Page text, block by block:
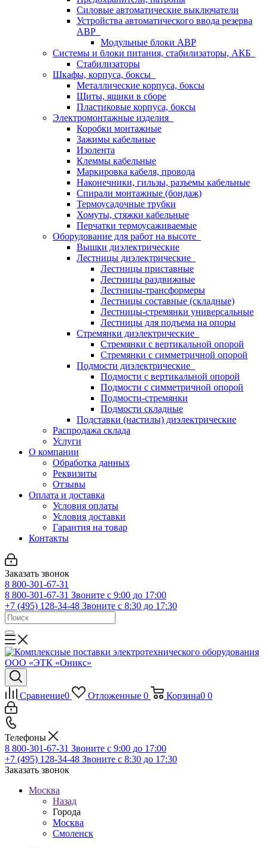
Силовые автоматические выключатели
Устройства автоматического ввода резерва
АВР
Модульные блоки АВР
Системы и блоки питания, стабилизаторы, АКБ
Стабилизаторы
Шкафы, корпуса, боксы
Металлические корпуса, боксы
Щиты, ящики в сборе
Пластиковые корпуса, боксы
Электромонтажные изделия
Коробки монтажные
Зажимы кабельные
Изолента
Клеммы кабельные
Маркировка кабеля, провода
Наконечники, гильзы, разъемы кабельные
Спирали монтажные (бондаж)
Термоусадочные трубки
Хомуты, стяжки кабельные
Перчатки термоусаживаемые
Оборудование для работ на высоте
Вышки диэлектрические
Лестницы диэлектрические
Лестницы приставные
Лестницы раздвижные
Лестницы-трансформеры
Лестницы составные (складные)
Лестницы-стремянки универсальные
Лестницы для подъема на опоры
Стремянки диэлектрические
Стремянки с вертикальной опорой
Стремянки с симметричной опорой
Подмости диэлектрические
Подмости с вертикальной опорой
Подмости с симметричной опорой
Подмости-стремянки
Подмости складные
Подставки (настилы) диэлектрические
Распродажа склада
Услуги
О компании
Обработка данных
Реквизиты
Отзывы
Оплата и доставка
Условия оплаты
Условия доставки
Гарантия на товар
Контакты
Заказать звонок
8 800-301-67-31
8 800-301-67-31 Звоните с 9:00 до 17:00
+7 (495) 128-34-48 Звоните с 8:30 до 17:30
Сравнение0 Отложенные 0 Корзина0 0
Телефоны
8 800-301-67-31 Звоните с 9:00 до 17:00
+7 (495) 128-34-48 Звоните с 8:30 до 17:30
Заказать звонок
Москва
Назад
Города
Москва
Смоленск